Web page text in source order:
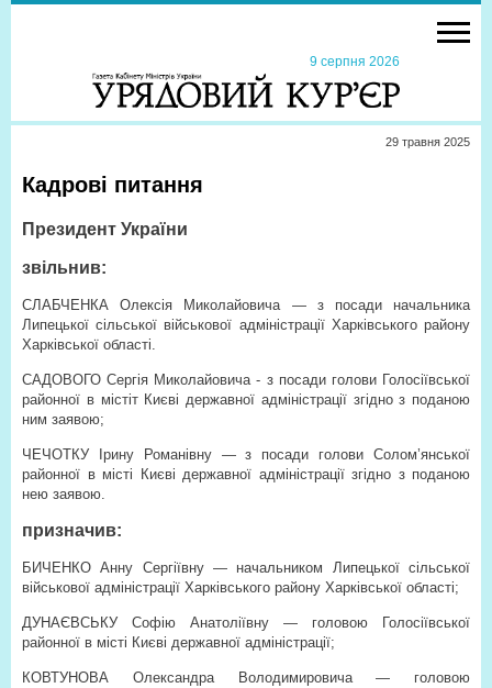
9 серпня 2026
29 травня 2025
Кадрові питання
Президент України
звільнив:
СЛАБЧЕНКА Олексія Миколайовича — з посади начальника
Липецької сільської військової адміністрації Харківського району
Харківської області.
САДОВОГО Сергія Миколайовича - з посади голови Голосіївської
районної в містіт Києві державної адміністрації згідно з поданою
ним заявою;
ЧЕЧОТКУ Ірину Романівну — з посади голови Солом’янської
районної в місті Києві державної адміністрації згідно з поданою
нею заявою.
призначив:
БИЧЕНКО Анну Сергіївну — начальником Липецької сільської
військової адміністрації Харківського району Харківської області;
ДУНАЄВСЬКУ Софію Анатоліївну — головою Голосіївської
районної в місті Києві державної адміністрації;
КОВТУНОВА Олександра Володимировича — головою